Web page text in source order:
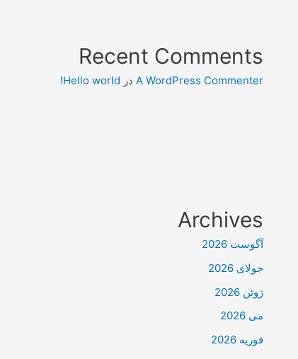
Recent Comments
A WordPress Commenter در Hello world!
Archives
آگوست 2026
جولای 2026
ژوئن 2026
می 2026
فوریه 2026